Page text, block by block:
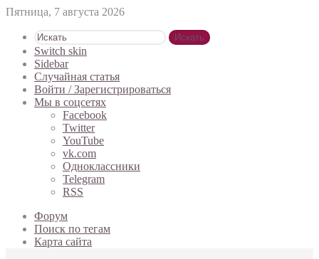
Пятница, 7 августа 2026
Искать
Switch skin
Sidebar
Случайная статья
Войти / Зарегистрироваться
Мы в соцсетях
Facebook
Twitter
YouTube
vk.com
Одноклассники
Telegram
RSS
Форум
Поиск по тегам
Карта сайта